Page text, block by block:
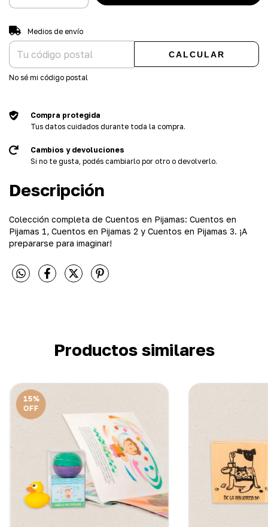
Entregas para el CP:
Medios de envío
CALCULAR
No sé mi código postal
Compra protegida
Tus datos cuidados durante toda la compra.
Cambios y devoluciones
Si no te gusta, podés cambiarlo por otro o devolverlo.
Descripción
Colección completa de Cuentos en Pijamas: Cuentos en
Pijamas 1, Cuentos en Pijamas 2 y Cuentos en Pijamas 3. ¡A
prepararse para imaginar!
Productos similares
15%
OFF